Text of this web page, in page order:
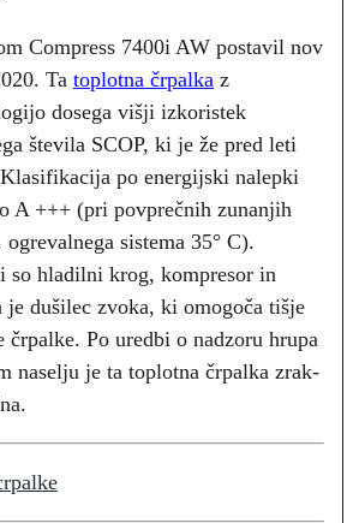
Compress 7400i AW postavil nov
Ta toplotna črpalka z
dosega višji izkoristek
števila SCOP, ki je že pred leti
po energijski nalepki
A +++ (pri povprečnih zunanjih
sistema 35° C).
so hladilni krog, kompresor in
je dušilec zvoka, ki omogoča tišje
črpalke. Po uredbi o nadzoru hrupa
naselju je ta toplotna črpalka zrak-